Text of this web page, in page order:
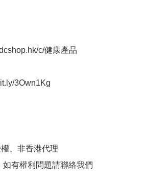
c/健康產品
3Own1Kg
、非香港代理
有權利問題請聯絡我們